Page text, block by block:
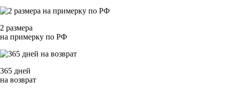
2 размера
на примерку по РФ
365 дней
на возврат